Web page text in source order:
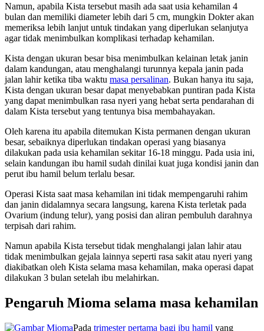
Namun, apabila Kista tersebut masih ada saat usia kehamilan 4
bulan dan memiliki diameter lebih dari 5 cm, mungkin Dokter akan
memeriksa lebih lanjut untuk tindakan yang diperlukan selanjutya
agar tidak menimbulkan komplikasi terhadap kehamilan.
Kista dengan ukuran besar bisa menimbulkan kelainan letak janin
dalam kandungan, atau menghalangi turunnya kepala janin pada
jalan lahir ketika tiba waktu masa persalinan. Bukan hanya itu saja,
Kista dengan ukuran besar dapat menyebabkan puntiran pada Kista
yang dapat menimbulkan rasa nyeri yang hebat serta pendarahan di
dalam Kista tersebut yang tentunya bisa membahayakan.
Oleh karena itu apabila ditemukan Kista permanen dengan ukuran
besar, sebaiknya diperlukan tindakan operasi yang biasanya
dilakukan pada usia kehamilan sekitar 16-18 minggu. Pada usia ini,
selain kandungan ibu hamil sudah dinilai kuat juga kondisi janin dan
perut ibu hamil belum terlalu besar.
Operasi Kista saat masa kehamilan ini tidak mempengaruhi rahim
dan janin didalamnya secara langsung, karena Kista terletak pada
Ovarium (indung telur), yang posisi dan aliran pembuluh darahnya
terpisah dari rahim.
Namun apabila Kista tersebut tidak menghalangi jalan lahir atau
tidak menimbulkan gejala lainnya seperti rasa sakit atau nyeri yang
diakibatkan oleh Kista selama masa kehamilan, maka operasi dapat
dilakukan 3 bulan setelah ibu melahirkan.
Pengaruh Mioma selama masa kehamilan
Pada trimester pertama bagi ibu hamil yang